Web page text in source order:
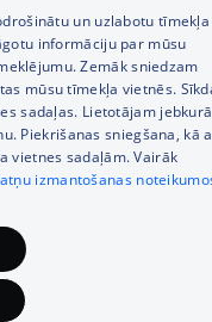
LATVIAN
RUSSIAN
ENGLISH
un uzlabotu tīmekļa
informāciju par mūsu
Zemāk sniedzam
mūsu tīmekļa vietnēs.
sadaļas. Lietotājam
Piekrišanas sniegšana, kā
vietnes sadaļām. Vairāk
izmantošanas